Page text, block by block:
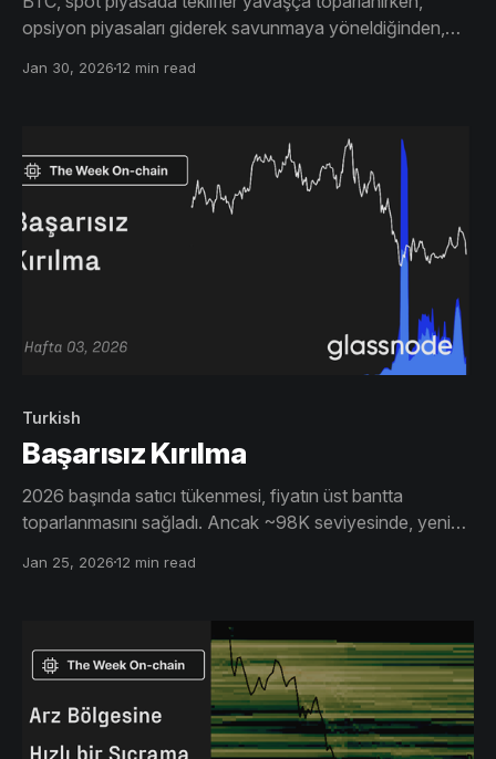
opsiyon piyasaları giderek savunmaya yöneldiğinden,
Jan 30, 202612 min read
Turkish
Başarısız Kırılma
2026 başında satıcı tükenmesi, fiyatın üst bantta
toparlanmasını sağladı. Ancak ~98K seviyesinde, yeni
riskli hale getirdi.
Jan 25, 202612 min read